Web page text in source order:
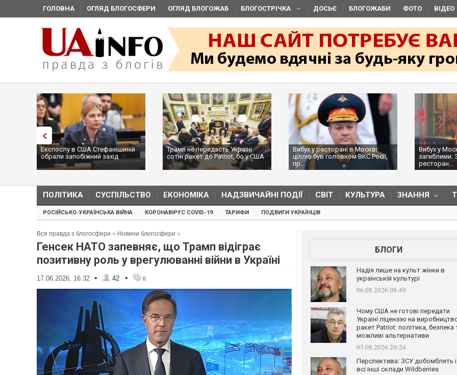
ГОЛОВНА ОГЛЯД БЛОГОСФЕРИ ОГЛЯД БЛОГОЖАБ БЛОГОСТРІЧКА ДОСЬЄ БЛОГОЖАБИ ФОТО ВІДЕО
Експослу в США Стефанішиній
обрали запобіжний захід
Трамп не передасть Україні
сотні ракет до Patriot, бо у США
...
Вибух у ресторані в Москві:
ціллю був головком ВКС Росії,
пр...
Вибух у
загиблими:
ресторан...
ПОЛІТИКА СУСПІЛЬСТВО ЕКОНОМІКА НАДЗВИЧАЙНІ ПОДІЇ СВІТ КУЛЬТУРА ЗНАННЯ
РОСІЙСЬКО-УКРАЇНСЬКА ВІЙНА КОРОНАВІРУС COVID-19 ТАРИФИ ПОДВИГИ УКРАЇНЦІВ
Вся правда з блогосфери » Новини блогосфери »
Генсек НАТО запевняє, що Трамп відіграє
позитивну роль у врегулюванні війни в Україні
17.06.2026, 16:32 • 42 • 0
БЛОГИ
Надія лише на культ жінки в
українській культурі
06.08.2026 08:49
Чому США не готові передати
Україні ліцензію на
ракет Patriot: політика, безпека
можливі альтернативи
03.08.2026 20:24
Перспектива: ЗСУ добомблять і
всі інші склади Wildberries